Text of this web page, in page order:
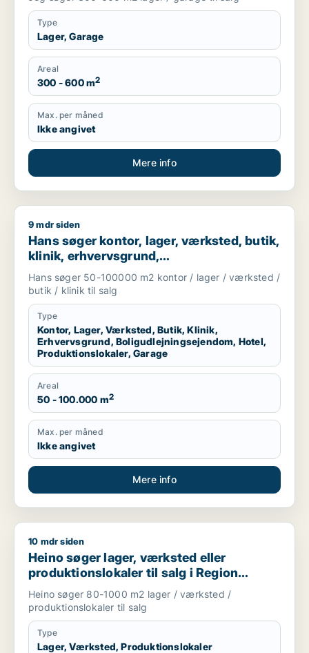
Type
Lager, Garage
Areal
300 - 600 m2
Max. per måned
Ikke angivet
Mere info
Hans søger kontor, lager, værksted, butik, klinik,
9 mdr siden
Hans søger kontor, lager, værksted, butik,
klinik, erhvervsgrund,
boligudlejningsejendom, hotel,
produktionslokaler eller garage til salg i
Region Sjælland
Hans søger 50-100000 m2 kontor / lager / værksted /
butik / klinik til salg
Type
Kontor, Lager, Værksted, Butik, Klinik,
Erhvervsgrund, Boligudlejningsejendom, Hotel,
Produktionslokaler, Garage
Areal
50 - 100.000 m2
Max. per måned
Ikke angivet
Mere info
Heino søger lager, værksted eller produktionslokaler til salg
10 mdr siden
Heino søger lager, værksted eller
produktionslokaler til salg i Region
Sjælland
Heino søger 80-1000 m2 lager / værksted /
produktionslokaler til salg
Type
Lager, Værksted, Produktionslokaler